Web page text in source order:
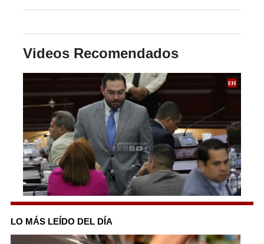
Videos Recomendados
0
of
3
minutes,
LO MÁS LEÍDO DEL DÍA